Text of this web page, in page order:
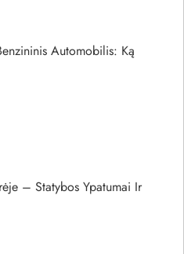
Automobilis: Ką
– Statybos Ypatumai Ir